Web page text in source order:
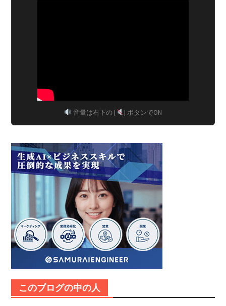
音量は右下の [ ] ボタンでON
このブログの中の人